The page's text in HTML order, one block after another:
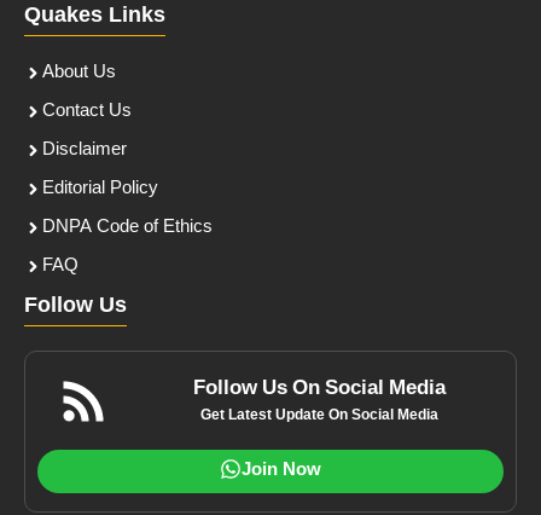
Quakes Links
About Us
Contact Us
Disclaimer
Editorial Policy
DNPA Code of Ethics
FAQ
Follow Us
Follow Us On Social Media
Get Latest Update On Social Media
Join Now